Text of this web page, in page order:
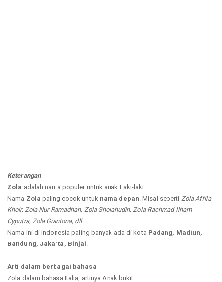
Keterangan
Zola adalah nama populer untuk anak Laki-laki.
Nama Zola paling cocok untuk nama depan . Misal seperti Zola Affila
Khoir, Zola Nur Ramadhan, Zola Sholahudin, Zola Rachmad Ilham
Cyputra, Zola Giantona, dll
Nama ini di indonesia paling banyak ada di kota Padang, Madiun,
Bandung, Jakarta, Binjai
Arti dalam berbagai bahasa
Zola dalam bahasa Italia, artinya Anak bukit.